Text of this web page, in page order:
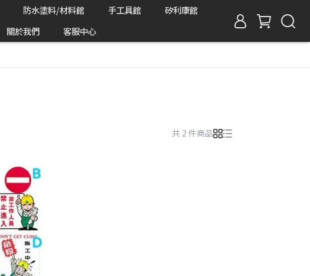
防水塗料/材料館 手工具館
矽利康館
關於我們 客服中心
共 2 件商品